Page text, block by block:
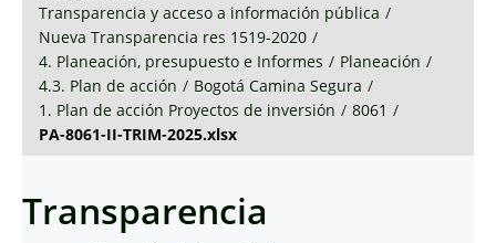
Transparencia y acceso a información pública /
Nueva Transparencia res 1519-2020 /
4. Planeación, presupuesto e Informes / Planeación /
4.3. Plan de acción / Bogotá Camina Segura /
1. Plan de acción Proyectos de inversión / 8061 /
PA-8061-II-TRIM-2025.xlsx
Transparencia